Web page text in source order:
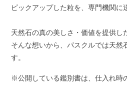
ピックアップした粒を、専門機関に
天然石の真の美しさ・価値を提供し
そんな想いから、パスクルでは天然
す。
※公開している鑑別書は、仕入れ時